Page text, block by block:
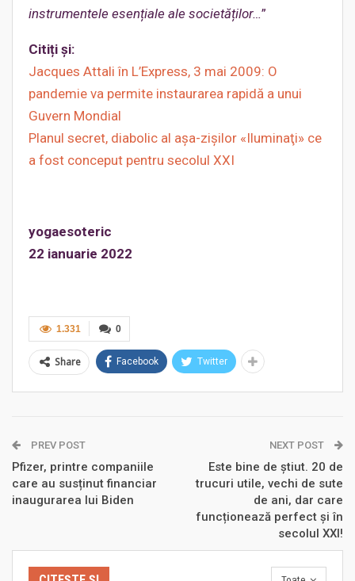
instrumentele esențiale ale societăților…”
Citiți și:
Jacques Attali în L’Express, 3 mai 2009: O
pandemie va permite instaurarea rapidă a unui
Guvern Mondial
Planul secret, diabolic al așa-zișilor «Iluminaţi» ce
a fost conceput pentru secolul XXI
yogaesoteric
22 ianuarie 2022
0
1.331
Share Facebook Twitter
PREV POST
Pfizer, printre companiile
care au susținut financiar
inaugurarea lui Biden
NEXT POST
Este bine de știut. 20 de
trucuri utile, vechi de sute
de ani, dar care
funcționează perfect și în
secolul XXI!